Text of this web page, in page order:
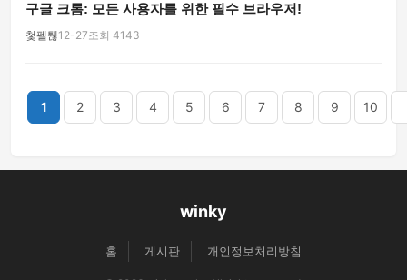
구글 크롬: 모든 사용자를 위한 필수 브라우저!
첯펠퉪12-27조회 4143
1 2 3 4 5 6 7 8 9 10
winky
홈 게시판 개인정보처리방침